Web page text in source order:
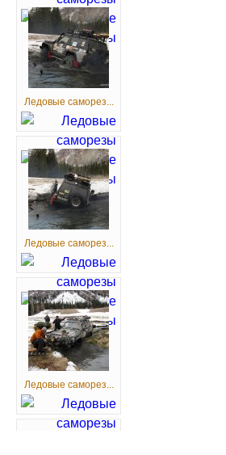
Ледовые саморез...
Ледовые саморез...
Ледовые саморез...